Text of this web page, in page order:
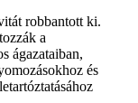
robbantott ki.
a
ágazataiban,
és